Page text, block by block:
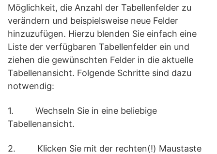
Möglichkeit, die Anzahl der Tabellenfelder zu
verändern und beispielsweise neue Felder
hinzuzufügen. Hierzu blenden Sie einfach eine
Liste der verfügbaren Tabellenfelder ein und
ziehen die gewünschten Felder in die aktuelle
Tabellenansicht. Folgende Schritte sind dazu
notwendig:
1. Wechseln Sie in eine beliebige
Tabellenansicht.
2. Klicken Sie mit der rechten(!) Maustaste